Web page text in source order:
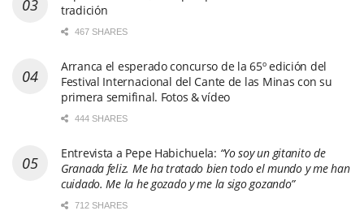
tradición
467 SHARES
Arranca el esperado concurso de la 65º edición del
Festival Internacional del Cante de las Minas con su
primera semifinal. Fotos & vídeo
444 SHARES
Entrevista a Pepe Habichuela: “Yo soy un gitanito de
Granada feliz. Me ha tratado bien todo el mundo y me han
cuidado. Me la he gozado y me la sigo gozando”
712 SHARES